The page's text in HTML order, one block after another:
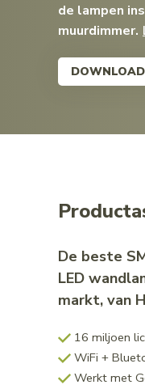
de lampen
muurdimmer.
De beste
LED
markt, van
16 miljoen
WiFi +
Werkt met